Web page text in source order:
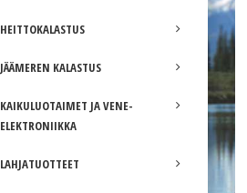
HEITTOKALASTUS
JÄÄMEREN KALASTUS
KAIKULUOTAIMET JA VENE-
ELEKTRONIIKKA
LAHJATUOTTEET